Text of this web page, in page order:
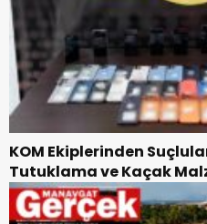
KOM Ekiplerinden
Tutuklama ve Kaçak